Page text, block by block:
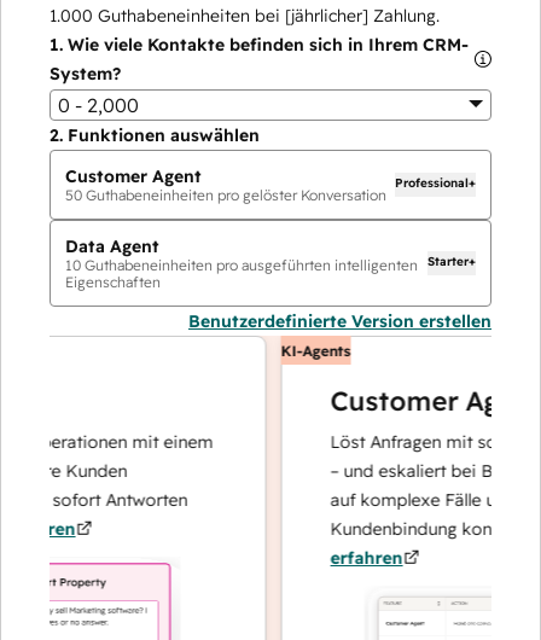
1.000 Guthabeneinheiten bei [jährlicher] Zahlung.
1. Wie viele Kontakte befinden sich in Ihrem CRM-
System?
0 - 2,000
2. Funktionen auswählen
Customer Agent
50 Guthabeneinheiten pro gelöster Konversation
Professional+
Data Agent
10 Guthabeneinheiten pro ausgeführten intelligenten
Eigenschaften
Starter+
Benutzerdefinierte Version erstellen
mit einem
Kunden
sofort Antworten
KI-Agents
Customer Agent
Löst Anfragen mit schnellen,
– und eskaliert bei Bedarf,
auf komplexe Fälle und den
Kundenbindung
erfahren